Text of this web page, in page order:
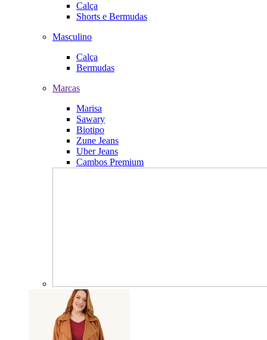
Calça
Shorts e Bermudas
Masculino
Calça
Bermudas
Marcas
Marisa
Sawary
Biotipo
Zune Jeans
Uber Jeans
Cambos Premium